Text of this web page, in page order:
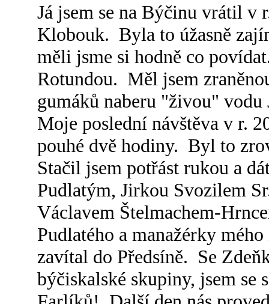
Já jsem se na Býčinu vrátil v
Klobouk. Byla to úžasně
měli jsme si hodně co
Rotundou. Měl jsem
gumáků naberu "živou"
Moje poslední návštěva v r.
pouhé dvě hodiny. Byl to
Stačil jsem potřást rukou a
Pudlatým, Jirkou Svozilem
Václavem Štelmachem-
Pudlatého a manažérky
zavítal do Předsíně. Se
býčiskalské skupiny, jsem se